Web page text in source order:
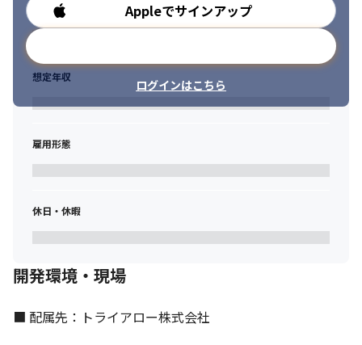
Appleでサインアップ
ログインはこちら
勤務時間
想定年収
雇用形態
休日・休暇
開発環境・現場
■ 配属先：トライアロー株式会社